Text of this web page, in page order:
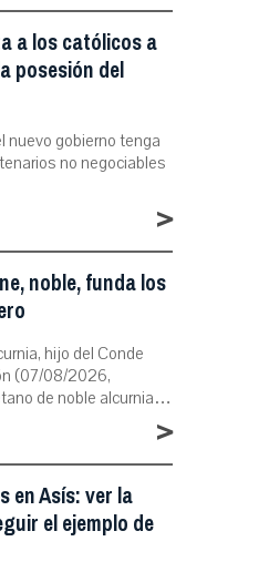
a los católicos a
posesión del
nuevo gobierno tenga
no negociables
>
noble, funda los
hijo del Conde
(07/08/2026,
de noble alcurnia…
>
en Asís: ver la
el ejemplo de